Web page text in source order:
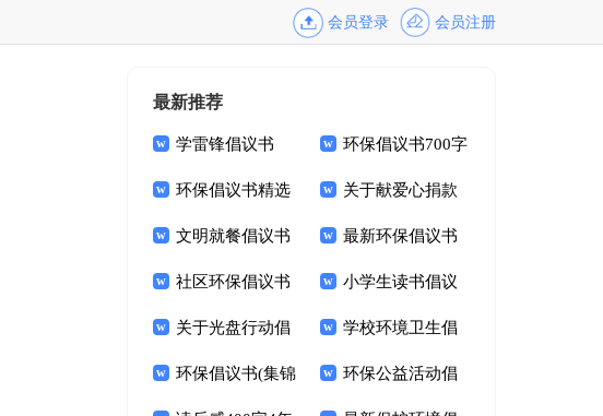
会员登录 会员注册
最新推荐
学雷锋倡议书
1000字
环保倡议书700字
环保倡议书精选
15篇
关于献爱心捐款
倡议书范文9篇
文明就餐倡议书
范文锦集九篇
最新环保倡议书
社区环保倡议书
15篇
小学生读书倡议
书14篇
关于光盘行动倡
议书模板集合9篇
学校环境卫生倡
议书10篇
环保倡议书(集锦 环保公益活动倡